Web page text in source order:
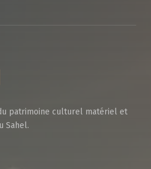
patrimoine culturel matériel et
Sahel.